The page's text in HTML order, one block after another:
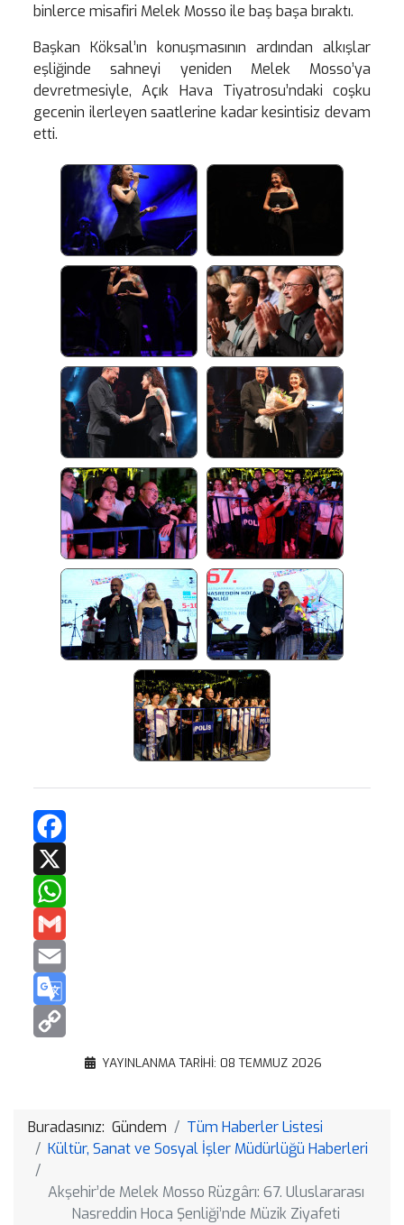
binlerce misafiri Melek Mosso ile baş başa bıraktı.
Başkan Köksal’ın konuşmasının ardından alkışlar
eşliğinde sahneyi yeniden Melek Mosso’ya
devretmesiyle, Açık Hava Tiyatrosu’ndaki coşku
gecenin ilerleyen saatlerine kadar kesintisiz devam
etti.
Translate
Copy
YAYINLANMA TARIHI: 08 TEMMUZ 2026
Buradasınız: Gündem
Tüm Haberler Listesi
Kültür, Sanat ve Sosyal İşler Müdürlüğü Haberleri
Akşehir’de Melek Mosso Rüzgârı: 67. Uluslararası
Nasreddin Hoca Şenliği’nde Müzik Ziyafeti